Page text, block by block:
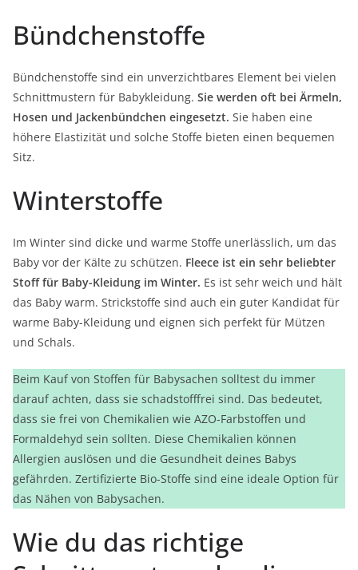
Bündchenstoffe
Bündchenstoffe sind ein unverzichtbares Element bei vielen
Schnittmustern für Babykleidung. Sie werden oft bei Ärmeln,
Hosen und Jackenbündchen eingesetzt. Sie haben eine
höhere Elastizität und solche Stoffe bieten einen bequemen
Sitz.
Winterstoffe
Im Winter sind dicke und warme Stoffe unerlässlich, um das
Baby vor der Kälte zu schützen. Fleece ist ein sehr beliebter
Stoff für Baby-Kleidung im Winter. Es ist sehr weich und hält
das Baby warm. Strickstoffe sind auch ein guter Kandidat für
warme Baby-Kleidung und eignen sich perfekt für Mützen
und Schals.
Beim Kauf von Stoffen für Babysachen solltest du immer
darauf achten, dass sie schadstofffrei sind. Das bedeutet,
dass sie frei von Chemikalien wie AZO-Farbstoffen und
Formaldehyd sein sollten. Diese Chemikalien können
Allergien auslösen und die Gesundheit deines Babys
gefährden. Zertifizierte Bio-Stoffe sind eine ideale Option für
das Nähen von Babysachen.
Wie du das richtige